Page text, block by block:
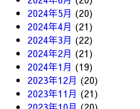
2024年5月 (20)
2024年4月 (21)
2024年3月 (22)
2024年2月 (21)
2024年1月 (19)
2023年12月 (20)
2023年11月 (21)